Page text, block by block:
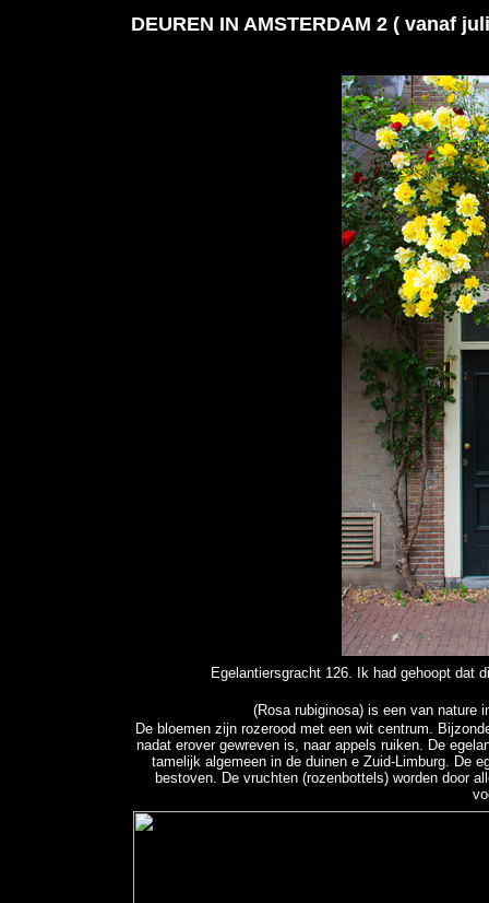
DEUREN IN AMSTERDAM 2 ( vanaf
Egelantiersgracht 126. Ik had gehoopt dat
(Rosa rubiginosa) is een van nature
De bloemen zijn rozerood met een wit centrum.
nadat erover gewreven is, naar appels ruiken. De
tamelijk algemeen in de duinen e Zuid-Limburg. De
bestoven. De vruchten (rozenbottels) worden door